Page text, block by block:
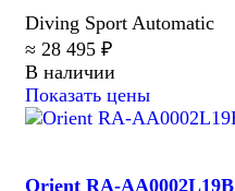
Diving Sport Automatic
≈ 28 495 ₽
В наличии
Показать цены
Orient RA-AA0002L19B